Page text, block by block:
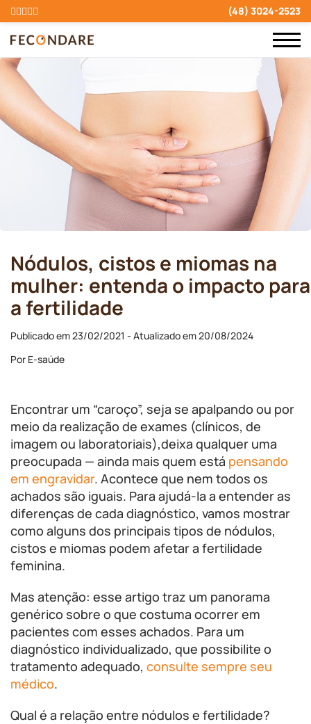
(48) 3024-2523
Nódulos, cistos e miomas na
mulher: entenda o impacto para
a fertilidade
Publicado em 23/02/2021 - Atualizado em 20/08/2024
Por E-saúde
Encontrar um “caroço”, seja se apalpando ou por
meio da realização de exames (clínicos, de
imagem ou laboratoriais),deixa qualquer uma
preocupada — ainda mais quem está pensando
em engravidar. Acontece que nem todos os
achados são iguais. Para ajudá-la a entender as
diferenças de cada diagnóstico, vamos mostrar
como alguns dos principais tipos de nódulos,
cistos e miomas podem afetar a fertilidade
feminina.
Mas atenção: esse artigo traz um panorama
genérico sobre o que costuma ocorrer em
pacientes com esses achados. Para um
diagnóstico individualizado, que possibilite o
tratamento adequado, consulte sempre seu
médico.
Qual é a relação entre nódulos e fertilidade?